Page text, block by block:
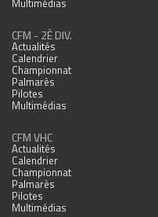
Multimédias
CFM - 2È DIV.
Actualités
Calendrier
Championnat
Palmarès
Pilotes
Multimédias
CFM VHC
Actualités
Calendrier
Championnat
Palmarès
Pilotes
Multimédias